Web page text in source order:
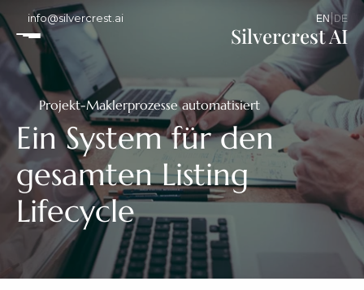
info@silvercrest.ai EN| DE
Silvercrest AI
Projekt-Maklerprozesse automatisiert
Ein System für den
gesamten Listing
Lifecycle